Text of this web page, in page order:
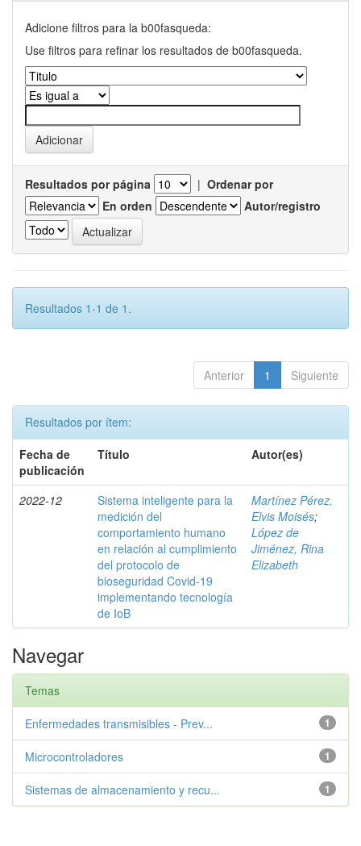
Adicione filtros para la b00fasqueda:
Use filtros para refinar los resultados de b00fasqueda.
Resultados por página | Ordenar por
En orden
Autor/registro
Resultados 1-1 de 1.
Anterior 1 Siguiente
Resultados por ítem:
Fecha de
publicación
Título Autor(es)
2022-12
Sistema inteligente para la
medición del
comportamiento humano
en relación al cumplimiento
del protocolo de
bioseguridad Covid-19
implementando tecnología
de IoB
Martínez Pérez,
Elvis Moisés;
López de
Jiménez, Rina
Elizabeth
Navegar
Temas
1
Enfermedades transmisibles - Prev...
1
Microcontroladores
1
Sistemas de almacenamiento y recu...